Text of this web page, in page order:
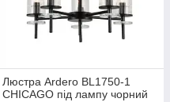
Люстра Ardero BL1750-1
CHICAGO під лампу чорний